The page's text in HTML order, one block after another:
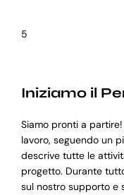
5
Iniziamo il
Siamo pronti a
lavoro, seguendo un
descrive tutte le
progetto. Durante
sul nostro supporto e